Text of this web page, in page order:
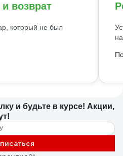
возврат
который не был
и будьте в курсе! Акции,